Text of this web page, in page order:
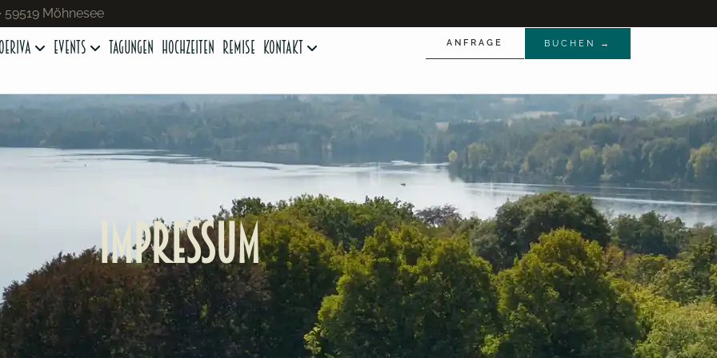
59519 Möhnesee
Events Tagungen Hochzeiten Remise Kontakt ANFRAGE BUCHEN →
Impressum